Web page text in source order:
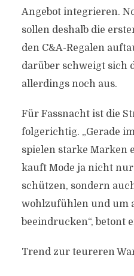
Angebot integrieren.
sollen deshalb die
den C&A-Regalen
darüber schweigt sich
allerdings noch aus.
Für Fassnacht ist die
folgerichtig. „Gerade
spielen starke Marken
kauft Mode ja nicht
schützen, sondern
wohlzufühlen und um
beeindrucken“, betont
Trend zur teureren